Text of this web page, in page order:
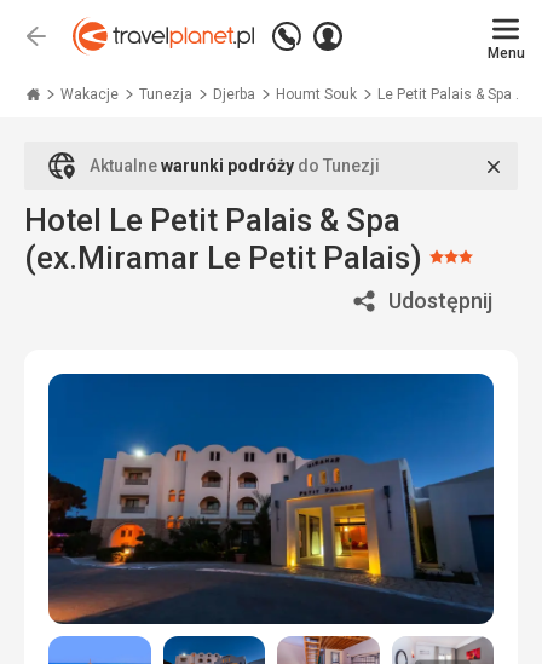
Wstecz
Zadzwoń
+48
771
Zaloguj
Menu
Wakacje Tunezja Djerba Houmt Souk Le Petit Palais & Spa ...
Aktualnewarunki podróży do Tunezji
Hotel Le Petit Palais & Spa
(ex.Miramar Le Petit Palais) Ocena:
3/5
Udostępnij